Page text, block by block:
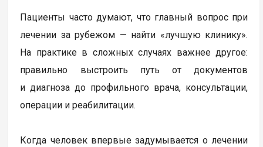
Пациенты часто думают, что главный вопрос при
лечении за рубежом — найти «лучшую клинику».
На практике в сложных случаях важнее другое:
правильно выстроить путь от документов
и диагноза до профильного врача, консультации,
операции и реабилитации.
Когда человек впервые задумывается о лечении